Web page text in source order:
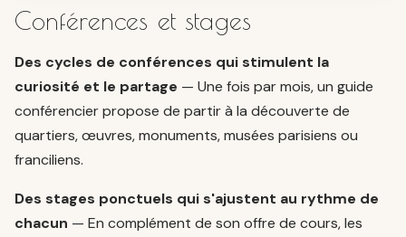
Conférences et stages
Des cycles de conférences qui stimulent la
curiosité et le partage — Une fois par mois, un guide
conférencier propose de partir à la découverte de
quartiers, œuvres, monuments, musées parisiens ou
franciliens.
Des stages ponctuels qui s'ajustent au rythme de
chacun — En complément de son offre de cours, les